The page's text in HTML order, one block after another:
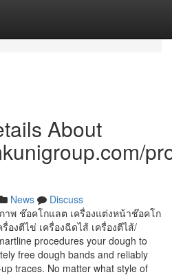
About
News
Discuss
าพ ช๊อคโกแลต เครื่องแต่งหน้าช๊อคโก
องตีไข่ เครื่องฉีดไส้ เครื่องตีไส้/
procedures your dough to
free dough bands and reliably
traces. No matter what style of